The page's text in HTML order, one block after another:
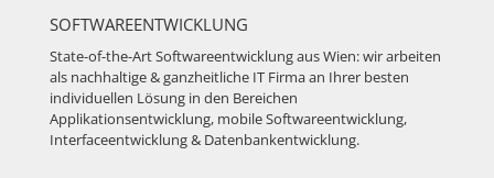
SOFTWAREENTWICKLUNG
State-of-the-Art Softwareentwicklung aus Wien: wir arbeiten
als nachhaltige & ganzheitliche IT Firma an Ihrer besten
individuellen Lösung in den Bereichen
Applikationsentwicklung, mobile Softwareentwicklung,
Interfaceentwicklung & Datenbankentwicklung.